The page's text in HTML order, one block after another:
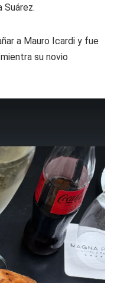
Suárez.
a Mauro Icardi y fue
su novio